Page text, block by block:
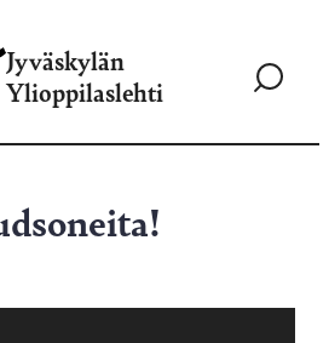
Jyväskylän
Ylioppilaslehti
Siirry